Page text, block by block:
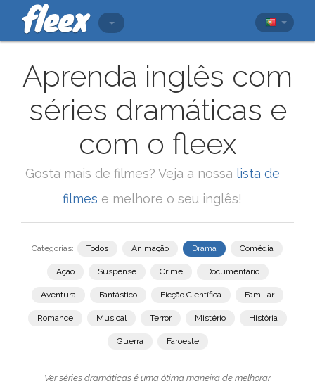
Aprenda inglês com
séries dramáticas e
com o fleex
Gosta mais de filmes? Veja a nossa lista de
filmes e melhore o seu inglês!
Categorias: Todos Animação Drama Comédia
Ação Suspense Crime Documentário
Aventura Fantástico Ficção Científica Familiar
Romance Musical Terror Mistério História
Guerra Faroeste
Ver séries dramáticas é uma ótima maneira de melhorar